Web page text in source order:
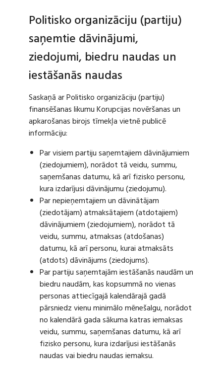
Politisko organizāciju (partiju)
saņemtie dāvinājumi,
ziedojumi, biedru naudas un
iestāšanās naudas
Saskaņā ar Politisko organizāciju (partiju)
finansēšanas likumu Korupcijas novēršanas un
apkarošanas birojs tīmekļa vietnē publicē
informāciju:
Par visiem partiju saņemtajiem dāvinājumiem
(ziedojumiem), norādot tā veidu, summu,
saņemšanas datumu, kā arī fizisko personu,
kura izdarījusi dāvinājumu (ziedojumu).
Par nepieņemtajiem un dāvinātājam
(ziedotājam) atmaksātajiem (atdotajiem)
dāvinājumiem (ziedojumiem), norādot tā
veidu, summu, atmaksas (atdošanas)
datumu, kā arī personu, kurai atmaksāts
(atdots) dāvinājums (ziedojums).
Par partiju saņemtajām iestāšanās naudām un
biedru naudām, kas kopsummā no vienas
personas attiecīgajā kalendārajā gadā
pārsniedz vienu minimālo mēnešalgu, norādot
no kalendārā gada sākuma katras iemaksas
veidu, summu, saņemšanas datumu, kā arī
fizisko personu, kura izdarījusi iestāšanās
naudas vai biedru naudas iemaksu.